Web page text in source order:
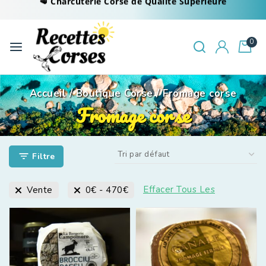
0
Accueil / Boutique Corse / Fromage corse
Fromage corse
Filtre
Vente 0€ - 470€ Effacer Tous Les